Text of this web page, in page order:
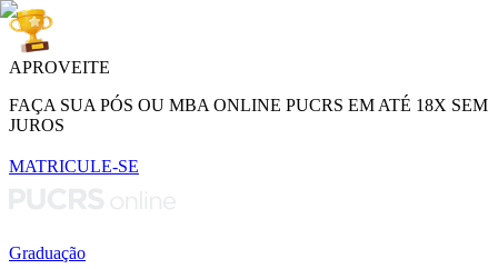
APROVEITE
FAÇA SUA PÓS OU MBA ONLINE PUCRS EM ATÉ 18X SEM
JUROS
MATRICULE-SE
Graduação